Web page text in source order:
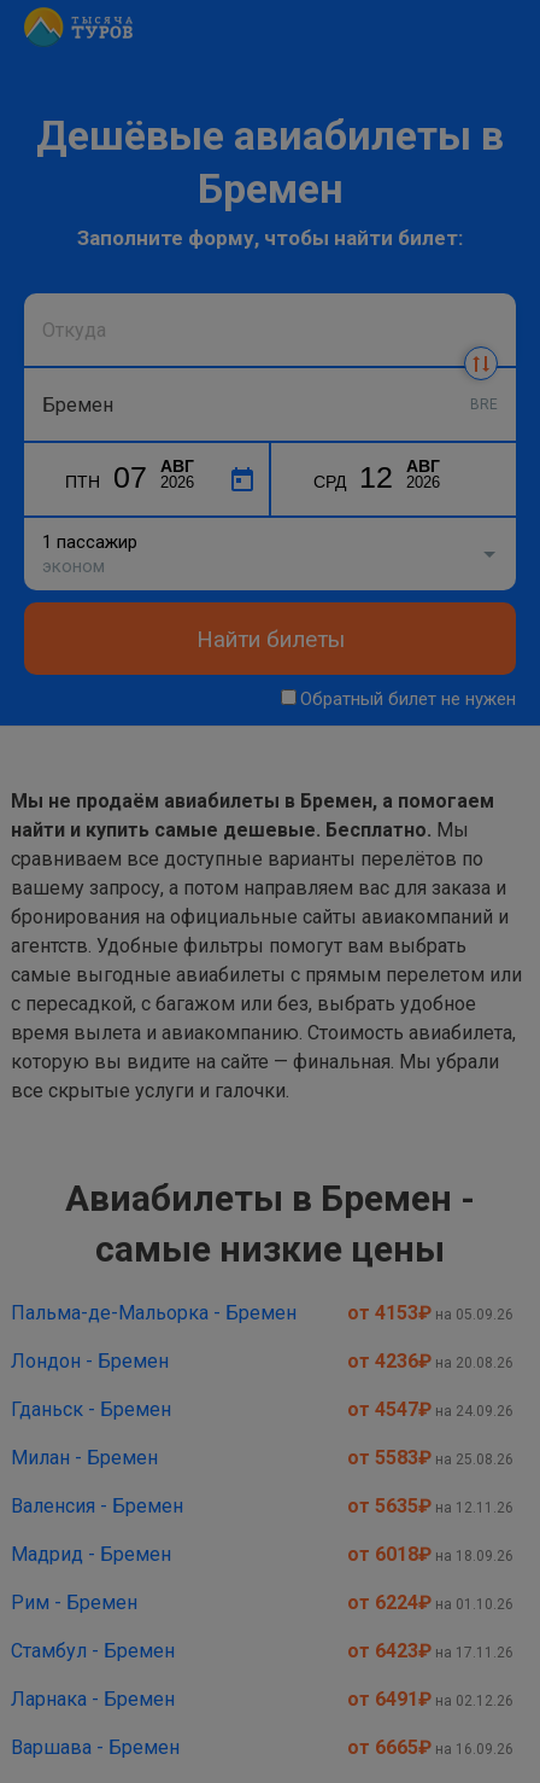
Дешёвые авиабилеты в
Бремен
Заполните форму, чтобы найти билет:
BRE
ПТН 07 АВГ
2026 СРД 12 АВГ
2026
1 пассажир
эконом
Найти билеты
Обратный билет не нужен
Мы не продаём авиабилеты в Бремен, а помогаем
найти и купить самые дешевые. Бесплатно. Мы
сравниваем все доступные варианты перелётов по
вашему запросу, а потом направляем вас для заказа и
бронирования на официальные сайты авиакомпаний и
агентств. Удобные фильтры помогут вам выбрать
самые выгодные авиабилеты с прямым перелетом или
с пересадкой, с багажом или без, выбрать удобное
время вылета и авиакомпанию. Стоимость авиабилета,
которую вы видите на сайте — финальная. Мы убрали
все скрытые услуги и галочки.
Авиабилеты в Бремен -
самые низкие цены
Пальма-де-Мальорка - Бремен от 4153₽ на 05.09.26
Лондон - Бремен от 4236₽ на 20.08.26
Гданьск - Бремен от 4547₽ на 24.09.26
Милан - Бремен от 5583₽ на 25.08.26
Валенсия - Бремен от 5635₽ на 12.11.26
Мадрид - Бремен от 6018₽ на 18.09.26
Рим - Бремен от 6224₽ на 01.10.26
Стамбул - Бремен от 6423₽ на 17.11.26
Ларнака - Бремен от 6491₽ на 02.12.26
Варшава - Бремен от 6665₽ на 16.09.26